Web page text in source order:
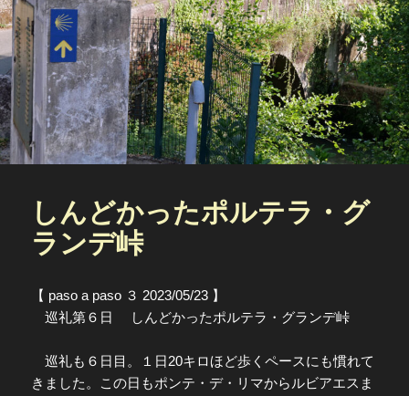
しんどかったポルテラ・グ
ランデ峠
【 paso a paso ３ 2023/05/23 】
巡礼第６日 しんどかったポルテラ・グランデ峠
巡礼も６日目。１日20キロほど歩くペースにも慣れて
きました。この日もポンテ・デ・リマからルビアエスま